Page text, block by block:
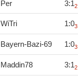
Per 3:12
WiTri 1:03
Bayern-Bazi-69 1:03
Maddin78 3:12